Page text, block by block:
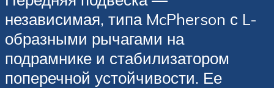
независимая, типа McPherson с L-
образными рычагами на
подрамнике и стабилизатором
поперечной устойчивости. Ее